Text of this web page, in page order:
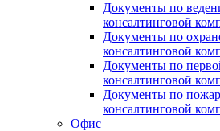
Документы по
консалтинговой
Документы по
консалтинговой
Документы по
консалтинговой
Документы по
консалтинговой
Офис